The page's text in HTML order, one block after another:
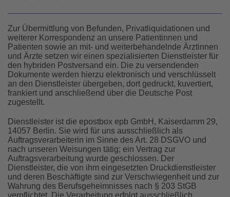
Zur Übermittlung von Befunden, Privatliquidationen und
weiterer Korrespondenz an unsere Patientinnen und
Patienten sowie an mit- und weiterbehandelnde Ärztinnen
und Ärzte setzen wir einen spezialisierten Dienstleister für
den hybriden Postversand ein. Die zu versendenden
Dokumente werden hierzu elektronisch und verschlüsselt
an den Dienstleister übergeben, dort gedruckt, kuvertiert,
frankiert und anschließend über die Deutsche Post
zugestellt.
Dienstleister ist die epostbox epb GmbH, Kaiserdamm 29,
14057 Berlin. Sie wird für uns ausschließlich als
Auftragsverarbeiterin im Sinne des Art. 28 DSGVO und
nach unseren Weisungen tätig; ein Vertrag zur
Auftragsverarbeitung wurde geschlossen. Der
Dienstleister, die von ihm eingesetzten Druckdienstleister
und deren Beschäftigte sind zur Verschwiegenheit und zur
Wahrung des Berufsgeheimnisses nach § 203 StGB
verpflichtet. Die Verarbeitung erfolgt ausschließlich